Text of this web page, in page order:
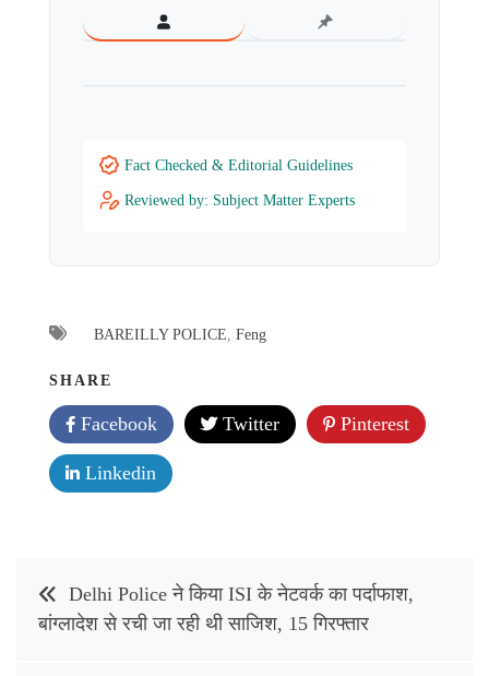
Fact Checked & Editorial Guidelines
Reviewed by: Subject Matter Experts
BAREILLY POLICE, Feng
SHARE
Facebook Twitter Pinterest
Linkedin
Post
navigation
Delhi Police ने किया ISI के नेटवर्क का पर्दाफाश,
बांग्लादेश से रची जा रही थी साजिश, 15 गिरफ्तार